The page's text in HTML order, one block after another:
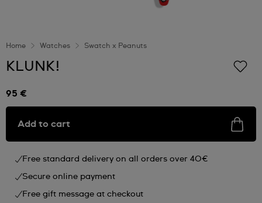
Home Watches Swatch x Peanuts
KLUNK!
95 €
Add to cart
Free standard delivery on all orders over 40€
Secure online payment
Free gift message at checkout